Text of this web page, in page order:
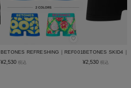
♡
BETONES REFRESHING｜REF001
¥2,530 税込
BETONES SKID4｜
¥2,530 税込